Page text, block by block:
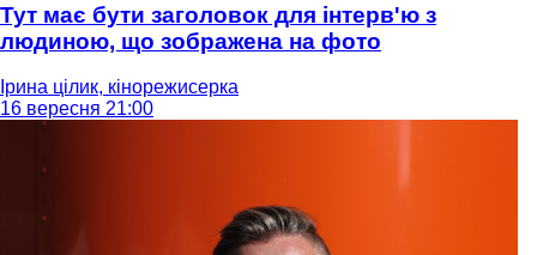
Тут має бути заголовок для інтерв'ю з
людиною, що зображена на фото
Ірина цілик, кінорежисерка
16 вересня 21:00